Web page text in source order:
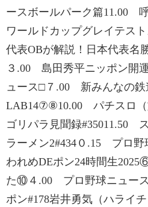
ースボールパーク篇11.00
ワールドカップグレイテ
代表OBが解説！日本代表名
３.00 島田秀平ニッポン開
ュース□７.00 新みんなの
LAB14⑦⑧10.00 パチスロ（
ゴリパラ見聞録#35011.50
ラーメン2#434０.15 プロ
われめDEポン24時間生
た⑩４.00 プロ野球ニュー
ポン#178岩井勇気（ハライ